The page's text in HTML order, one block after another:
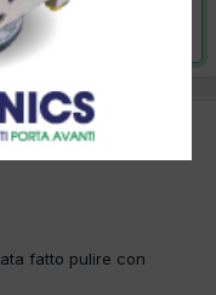
18 ore fa
fatto pulire con